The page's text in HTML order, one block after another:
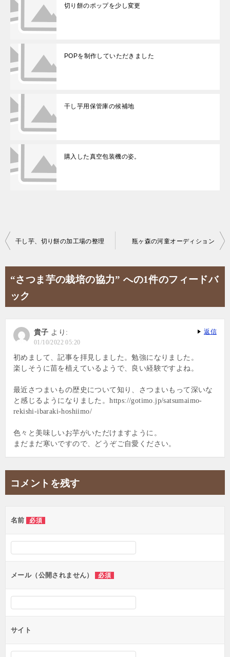
切り餅のポップを少し変更
POPを制作していただきました
干し芋用保管庫の候補地
購入した真空包装機の姿。
干し芋、切り餅の加工場の整理 瓶ヶ森の河童オーディション
“さつま芋の栽培の協力” への1件のフィードバ
ック
貴子 より:
01/10/2022 05:20
初めまして、記事を拝見しました。勉強になりました。
楽しそうに苗を植えているようで、良い経験ですよね。
最近さつまいもの歴史について知り、さつまいもって深いな
と感じるようになりました。https://gotimo.jp/satsumaimo-
rekishi-ibaraki-hoshiimo/
色々と美味しいお芋がいただけますように。
まだまだ寒いですので、どうぞご自愛ください。
返信
コメントを残す
名前 必須
メール（公開されません） 必須
サイト